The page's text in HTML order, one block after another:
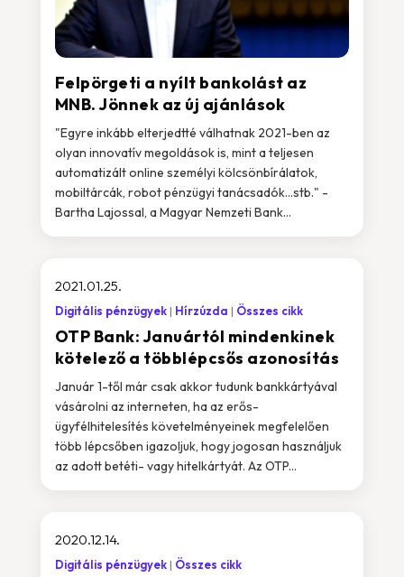
Felpörgeti a nyílt bankolást az
MNB. Jönnek az új ajánlások
"Egyre inkább elterjedtté válhatnak 2021-ben az
olyan innovatív megoldások is, mint a teljesen
automatizált online személyi kölcsönbírálatok,
mobiltárcák, robot pénzügyi tanácsadók…stb." -
Bartha Lajossal, a Magyar Nemzeti Bank...
OTP Bank: Januártól mindenkinek
kötelező a többlépcsős azonosítás
2021.01.25.
Digitális pénzügyek Hírzúzda Összes cikk
Január 1-től már csak akkor tudunk bankkártyával
vásárolni az interneten, ha az erős-
ügyfélhitelesítés követelményeinek megfelelően
több lépcsőben igazoljuk, hogy jogosan használjuk
az adott betéti- vagy hitelkártyát. Az OTP...
2020.12.14.
Digitális pénzügyek Összes cikk